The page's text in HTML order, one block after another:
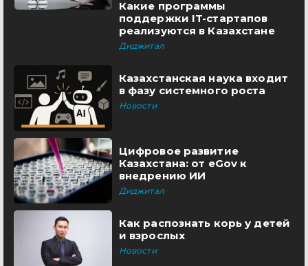
Какие программы
поддержки IT-стартапов
реализуются в Казахстане
Диджитал
Казахстанская наука входит
в фазу системного роста
Новости
Цифровое развитие
Казахстана: от eGov к
внедрению ИИ
Диджитал
Как распознать корь у детей
и взрослых
Новости